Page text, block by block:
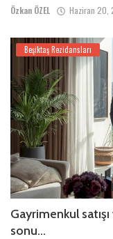
Özkan ÖZEL Haziran 20,
Beşiktaş Rezidansları
Gayrimenkul
sonu...